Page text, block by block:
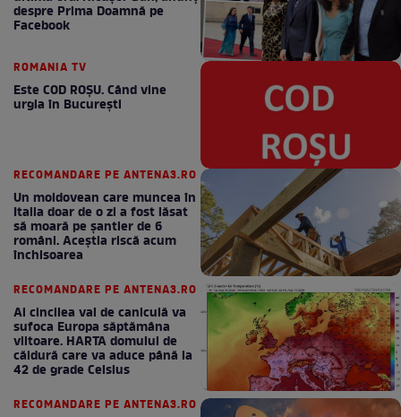
despre Prima Doamnă pe
Facebook
ROMANIA TV
Este COD ROŞU. Când vine
urgia în Bucureşti
RECOMANDARE PE ANTENA3.RO
Un moldovean care muncea în
Italia doar de o zi a fost lăsat
să moară pe şantier de 6
români. Aceștia riscă acum
închisoarea
RECOMANDARE PE ANTENA3.RO
Al cincilea val de caniculă va
sufoca Europa săptămâna
viitoare. HARTA domului de
căldură care va aduce până la
42 de grade Celsius
RECOMANDARE PE ANTENA3.RO